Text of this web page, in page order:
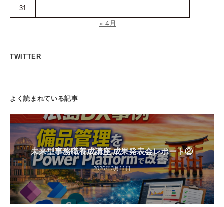
31
« 4月
TWITTER
よく読まれている記事
未来型事務職養成講座 成果発表会レポート②
2026年3月11日